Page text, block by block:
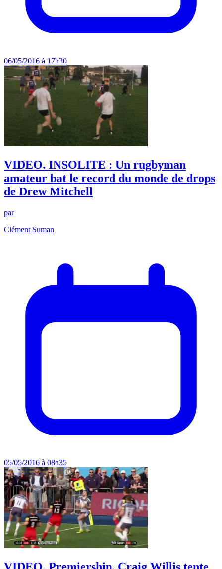
06/05/2016 à 17h30
VIDEO. INSOLITE : Un rugbyman
amateur bat le record du monde de drops
de Drew Mitchell
par
Clément Suman
05/05/2016 à 08h35